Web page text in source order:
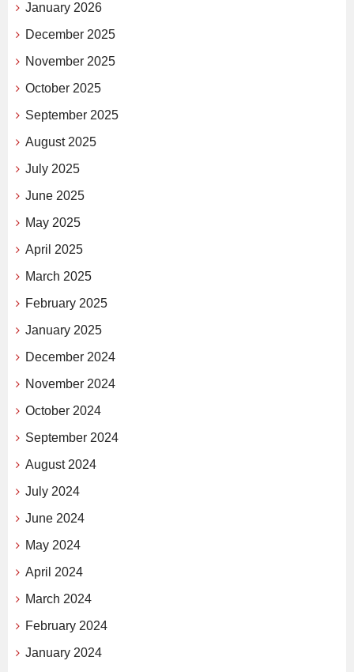
January 2026
December 2025
November 2025
October 2025
September 2025
August 2025
July 2025
June 2025
May 2025
April 2025
March 2025
February 2025
January 2025
December 2024
November 2024
October 2024
September 2024
August 2024
July 2024
June 2024
May 2024
April 2024
March 2024
February 2024
January 2024